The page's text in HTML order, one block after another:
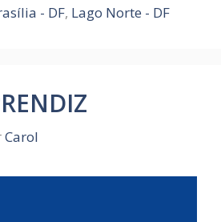
- DF, Lago Norte - DF
Carol